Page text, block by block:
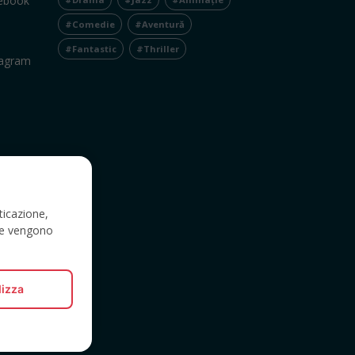
#Comedie #Aventură
#Fantastic #Thriller
vengono